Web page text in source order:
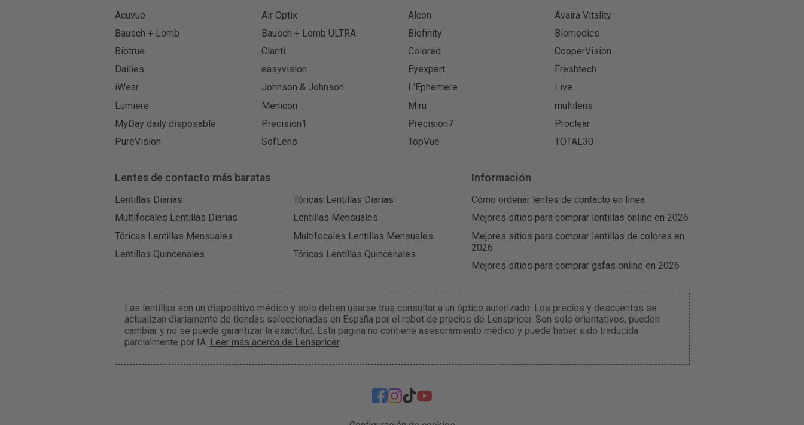
Acuvue Air Optix Alcon
Avaira Vitality
Bausch + Lomb
Bausch + Lomb ULTRA Biofinity
Biomedics
Biotrue
Clariti Colored
CooperVision
Dailies
easyvision Eyexpert
Freshtech
iWear
Johnson & Johnson L'Ephemere
Live
Lumiere
Menicon Miru
multilens
MyDay daily disposable
Precision1 Precision7
Proclear
PureVision
SofLens TopVue TOTAL30
Lentes de contacto más baratas
Lentillas Diarias
Tóricas Lentillas Diarias
Multifocales Lentillas Diarias
Lentillas Mensuales
Tóricas Lentillas Mensuales
Multifocales Lentillas Mensuales
Lentillas Quincenales
Tóricas Lentillas Quincenales
Información
Cómo ordenar lentes de contacto en línea
Mejores sitios para comprar lentillas online en 2026
Mejores sitios para comprar lentillas de colores en
2026
Mejores sitios para comprar gafas online en 2026
Las lentillas son un dispositivo médico y solo deben usarse tras consultar a un óptico autorizado. Los precios y descuentos se
actualizan diariamente de tiendas seleccionadas en España por el robot de precios de Lenspricer. Son solo orientativos, pueden
cambiar y no se puede garantizar la exactitud. Esta página no contiene asesoramiento médico y puede haber sido traducida
parcialmente por IA. Leer más acerca de Lenspricer.